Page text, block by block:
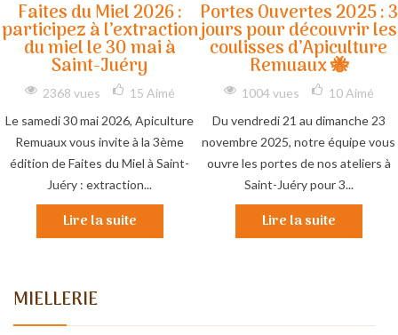
MIELLERIE
Faites du Miel 2026 :
participez à l’extraction
du miel le 30 mai à
Saint-Juéry
2368 vues 15 Aimé
Le samedi 30 mai 2026, Apiculture
Remuaux vous invite à la 3ème
édition de Faites du Miel à Saint-
Juéry : extraction...
Lire la suite
Portes Ouvertes 2025 : 3
jours pour découvrir les
coulisses d’Apiculture
Remuaux 🐝
1004 vues 10 Aimé
Du vendredi 21 au dimanche 23
novembre 2025, notre équipe vous
ouvre les portes de nos ateliers à
Saint-Juéry pour 3...
Lire la suite